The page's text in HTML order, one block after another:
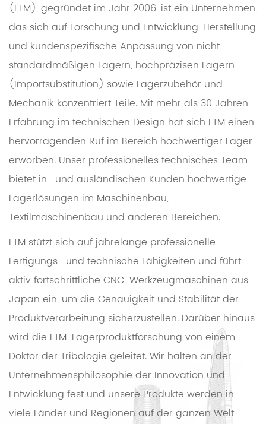
(FTM), gegründet im Jahr 2006, ist ein Unternehmen,
das sich auf Forschung und Entwicklung, Herstellung
und kundenspezifische Anpassung von nicht
standardmäßigen Lagern, hochpräzisen Lagern
(Importsubstitution) sowie Lagerzubehör und
Mechanik konzentriert Teile. Mit mehr als 30 Jahren
Erfahrung im technischen Design hat sich FTM einen
hervorragenden Ruf im Bereich hochwertiger Lager
erworben. Unser professionelles technisches Team
bietet in- und ausländischen Kunden hochwertige
Lagerlösungen im Maschinenbau,
Textilmaschinenbau und anderen Bereichen.
FTM stützt sich auf jahrelange professionelle
Fertigungs- und technische Fähigkeiten und führt
aktiv fortschrittliche CNC-Werkzeugmaschinen aus
Japan ein, um die Genauigkeit und Stabilität der
Produktverarbeitung sicherzustellen. Darüber hinaus
wird die FTM-Lagerproduktforschung von einem
Doktor der Tribologie geleitet. Wir halten an der
Unternehmensphilosophie der Innovation und
Entwicklung fest und unsere Produkte werden in
viele Länder und Regionen auf der ganzen Welt